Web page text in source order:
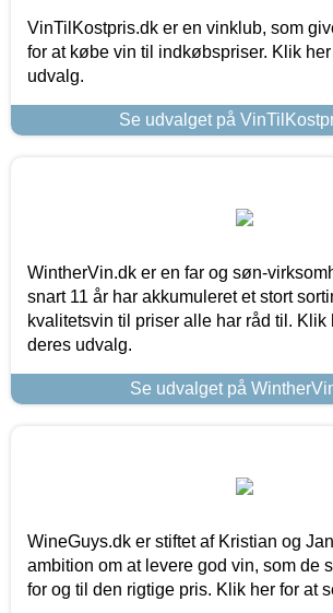
VinTilKostpris.dk er en vinklub, som
for at købe vin til indkøbspriser. Klik
udvalg.
Se udvalget på
WintherVin.dk er en far og søn-
snart 11 år har akkumuleret et stort
kvalitetsvin til priser alle har råd til. Klik
deres udvalg.
Se udvalget på
WineGuys.dk er stiftet af Kristian og
ambition om at levere god vin, som de
for og til den rigtige pris. Klik her for at